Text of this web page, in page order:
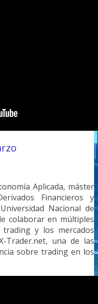
Aplicada, máster
Financieros y
Nacional de
colaborar en múltiples
y los mercados
Trader.net, una de las
sobre trading en los